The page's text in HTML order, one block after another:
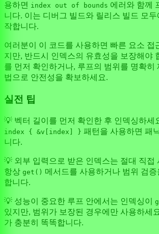
용하면 index out of bounds 에러와 함께
니다. 이는 디버그 빌드와 릴리스 빌드 모
작합니다.
여러분이 이 코드를 사용하면 빠른 요소 접
지만, 반드시 인덱스의 유효성을 보장해야
를 먼저 확인하거나, 루프의 범위를 명확히
법으로 안전성을 확보하세요.
실전 팁
💡 벡터 길이를 먼저 확인한 후 인덱싱하세
index { &v[index] } 패턴을 사용하면 패
니다.
💡 외부 입력으로 받은 인덱스는 절대 직접
항상 get() 메서드를 사용하거나 범위 검
합니다.
💡 성능이 중요한 루프 안에서는 인덱싱이
있지만, 범위가 보장된 경우에만 사용하세
가 충분히 똑똑합니다.